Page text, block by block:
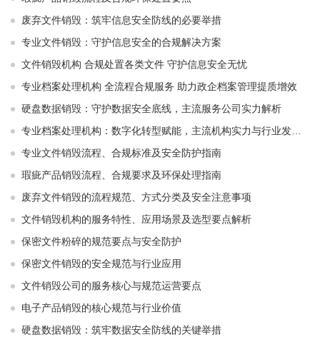
废弃文件销毁：筑牢信息安全防线的必要举措
专业文件销毁：守护信息安全的合规解决方案
文件销毁机构 合规处置各类文件 守护信息安全无忧
专业档案处理机构 全流程合规服务 助力政企档案管理提质增效
硬盘数据销毁：守护数据安全底线，主流服务公司实力解析
专业档案处理机构：数字化转型赋能，主流机构实力与行业发展解析
专业文件销毁流程、合规标准及安全防护指南
瑕疵产品销毁流程、合规要求及环保处理指南
废弃文件销毁的流程规范、方式分类及安全注意事项
文件销毁机构的服务特性、应用场景及选型要点解析
保密文件粉碎的规范要点与安全防护
保密文件销毁的安全规范与行业应用
文件销毁公司的服务核心与规范运营要点
电子产品销毁的核心规范与行业价值
硬盘数据销毁：筑牢数据安全防线的关键举措